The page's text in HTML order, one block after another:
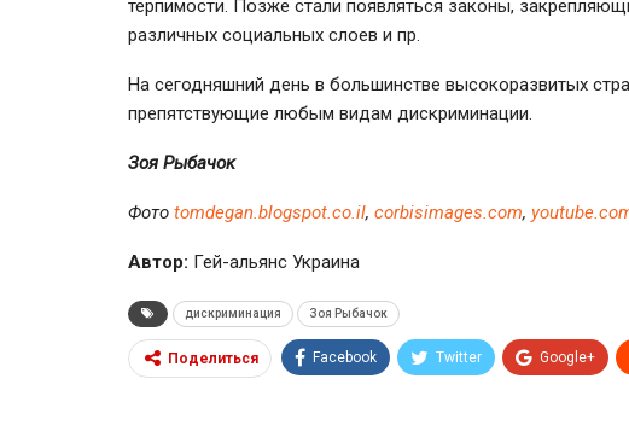
терпимости. Позже стали появляться законы,
различных социальных слоев и пр.
На сегодняшний день в большинстве высокоразвитых
препятствующие любым видам дискриминации.
Зоя Рыбачок
Фото tomdegan.blogspot.co.il, corbisimages.com,
Автор: Гей-альянс Украина
дискриминация Зоя Рыбачок
Поделиться Facebook Twitter Google+